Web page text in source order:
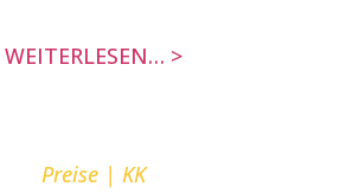
WEITERLESEN… >
Preise | KK